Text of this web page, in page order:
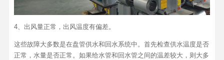
4、出风量正常，出风温度有偏差。
这些故障大多数是在盘管供水和回水系统中。首先检查供水温度是否
正常，水量是否正常。如果给水管和回水管之间的温差较大，则大多